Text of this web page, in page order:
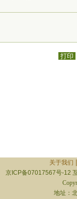
打印
关于我们
京ICP备07017567号-12
地址：